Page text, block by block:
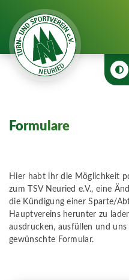
Formulare
Hier habt ihr die Möglichkeit
zum TSV Neuried e.V., eine
die Kündigung einer Sparte/
Hauptvereins herunter zu
ausdrucken, ausfüllen und
gewünschte Formular.